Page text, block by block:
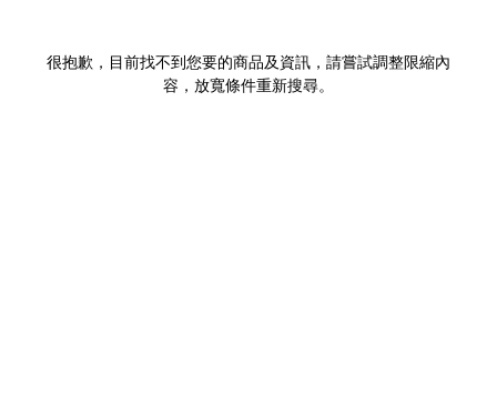
很抱歉，目前找不到您要的商品及資訊，請嘗試調整限縮內
容，放寬條件重新搜尋。